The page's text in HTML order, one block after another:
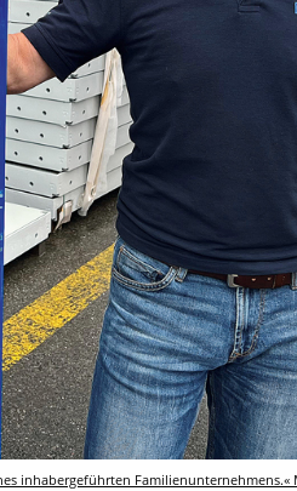
inhabergeführten Familienunternehmens.«